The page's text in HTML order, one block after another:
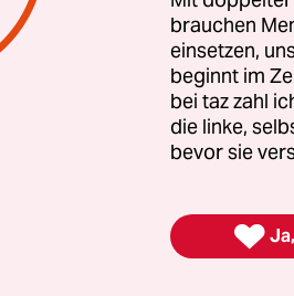
Teile.
so ist, hat dann aber
tun als mit Moslers
Als Erzähler und Spieler
auf dem Arm
oder in aristokratisch-
brauchen
einsetzen,
beginnt im
bei taz zahl
die linke,
bevor sie
